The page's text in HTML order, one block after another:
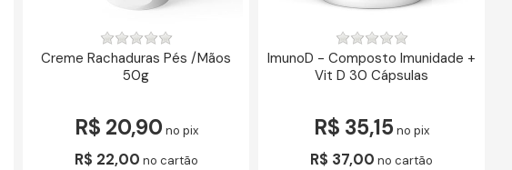
Creme Rachaduras Pés /Mãos
50g
R$ 20,90 no pix
R$ 22,00 no cartão
ImunoD - Composto Imunidade +
Vit D 30 Cápsulas
R$ 35,15 no pix
R$ 37,00 no cartão